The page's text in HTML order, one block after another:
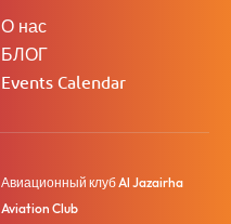
О нас
БЛОГ
Events Calendar
Авиационный клуб Al Jazairha
Aviation Club